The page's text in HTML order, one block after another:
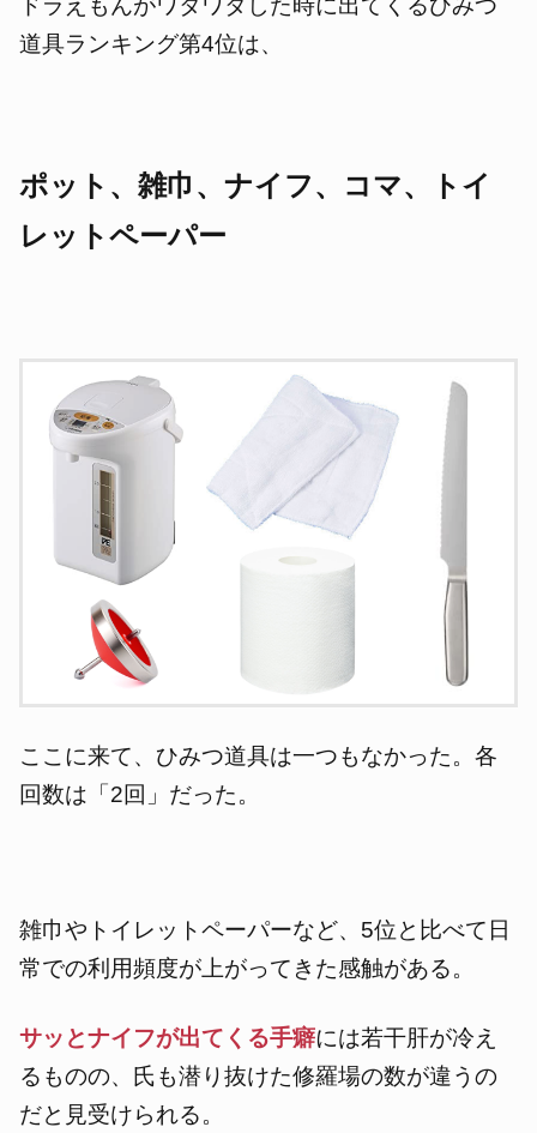
ドラえもんがワタワタした時に出てくるひみつ
道具ランキング第4位は、
ポット、雑巾、ナイフ、コマ、トイ
レットペーパー
ここに来て、ひみつ道具は一つもなかった。各
回数は「2回」だった。
雑巾やトイレットペーパーなど、5位と比べて日
常での利用頻度が上がってきた感触がある。
サッとナイフが出てくる手癖には若干肝が冷え
るものの、氏も潜り抜けた修羅場の数が違うの
だと見受けられる。